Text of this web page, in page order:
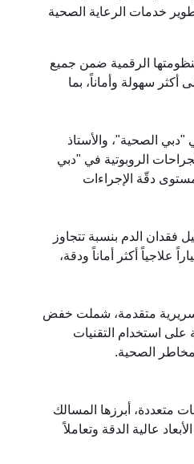
خدمات الرعاية الصحية
الرقمية ضمن جميع
سهولة وأماناً، بما
الصحية"، والأستاذ
الروبوتية في "دبي
دقّة الإجراءات
فقدان الدم بنسبة تتجاوز
علاجياً أكثر أماناً ودقة،
سريرية متقدمة، شملت خفض
استخدام التقنيات
الصحية.
متعددة، أبرزها المسالك
عالية الدقة وتعاملاً